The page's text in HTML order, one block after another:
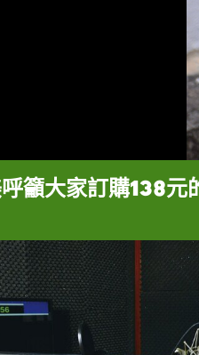
籲大家訂購138